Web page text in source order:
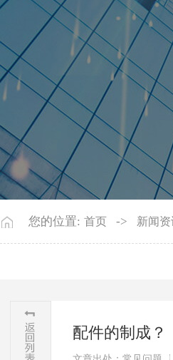
您的位置: 首页 -> 新闻
配件的制成？